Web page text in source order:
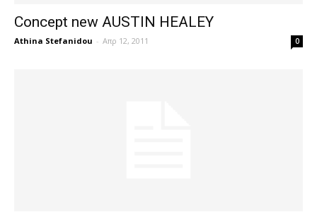
Concept new AUSTIN HEALEY
Athina Stefanidou - Απρ 12, 2011 0